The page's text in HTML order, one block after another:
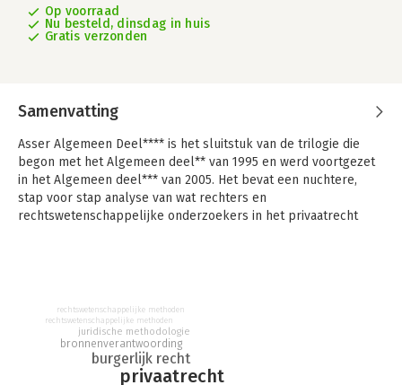
Op voorraad
Nu besteld, dinsdag in huis
Gratis verzonden
Samenvatting
Asser Algemeen Deel**** is het sluitstuk van de trilogie die
begon met het Algemeen deel** van 1995 en werd voortgezet
in het Algemeen deel*** van 2005. Het bevat een nuchtere,
stap voor stap analyse van wat rechters en
rechtswetenschappelijke onderzoekers in het privaatrecht
een conclusie te komen? Aan welke eisen en spelregels zijn
ze daarbij gebonden?
Voor de rechter zijn deze eisen en spelregels vaak en
uitvoerig beschreven in de literatuur over rechtsvinding. Ze
privaatrecht
burgerlijk recht
bronnenverantwoording
juridische methodologie
rechtswetenschappelijke methoden
rechtswetenschappelijke methoden